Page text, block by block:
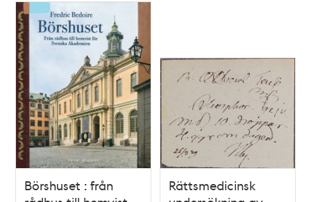
Börshuset : från
Rättsmedicinsk